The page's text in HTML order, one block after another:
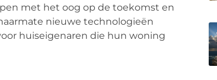
met het oog op de toekomst en
nieuwe technologieën
huiseigenaren die hun woning